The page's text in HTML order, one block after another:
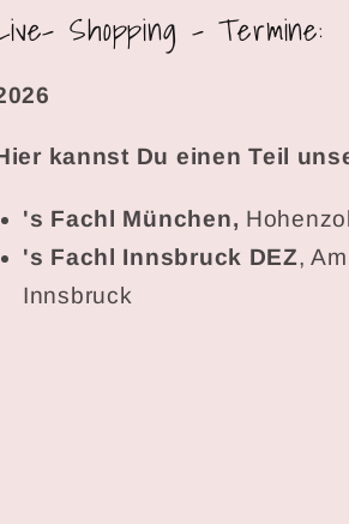
Shopping - Termine:
kannst Du einen Teil
's Fachl München,
's Fachl Innsbruck DEZ,
Innsbruck